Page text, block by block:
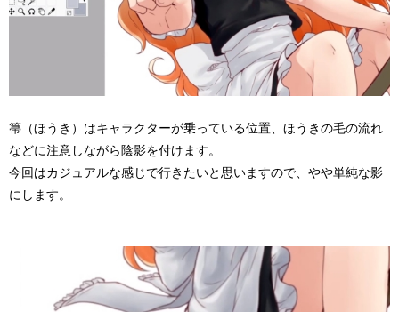
箒（ほうき）はキャラクターが乗っている位置、ほうきの毛の流れ
などに注意しながら陰影を付けます。
今回はカジュアルな感じで行きたいと思いますので、やや単純な影
にします。